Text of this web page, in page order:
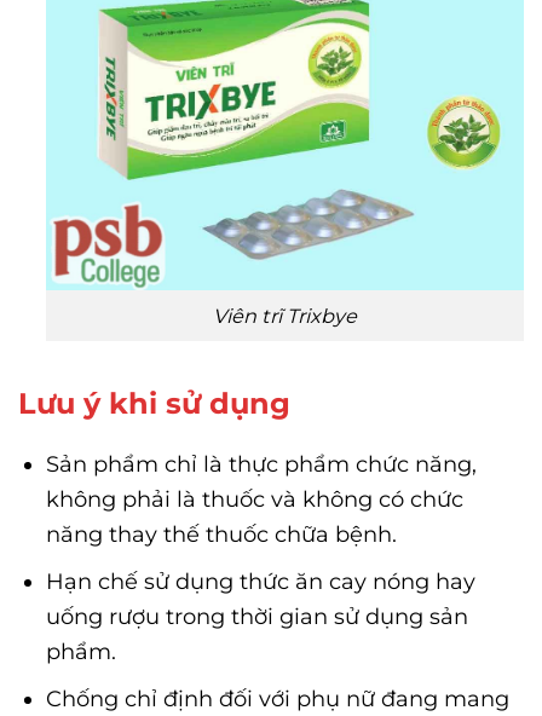
Viên trĩ Trixbye
Lưu ý khi sử dụng
Sản phẩm chỉ là thực phẩm chức năng,
không phải là thuốc và không có chức
năng thay thế thuốc chữa bệnh.
Hạn chế sử dụng thức ăn cay nóng hay
uống rượu trong thời gian sử dụng sản
phẩm.
Chống chỉ định đối với phụ nữ đang mang